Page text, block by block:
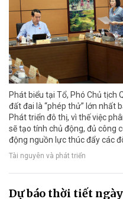
Phát biểu tại Tổ, Phó Chủ tịch
đất đai là “phép thử” lớn nhất
Phát triển đô thị, vì thế việc
sẽ tạo tính chủ động, đủ công
động nguồn lực thúc đẩy các
Tài nguyên và phát triển
Dự báo thời tiết